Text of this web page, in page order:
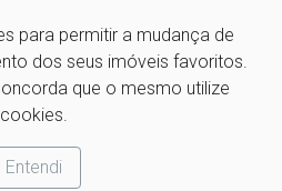
para permitir a mudança de
dos seus imóveis favoritos.
que o mesmo utilize
cookies.
Entendi